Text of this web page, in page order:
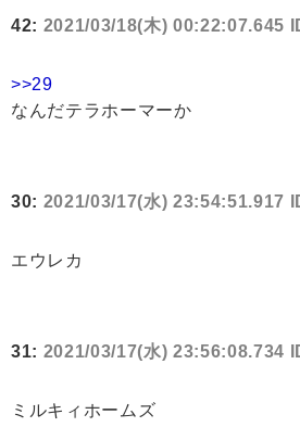
42: 2021/03/18(木) 00:22:07.645
>>29
なんだテラホーマーか
30: 2021/03/17(水) 23:54:51.917
エウレカ
31: 2021/03/17(水) 23:56:08.734
ミルキィホームズ